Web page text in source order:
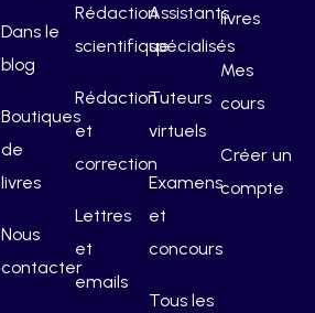
Dans le
blog
Boutiques
de
livres
Nous
contacter
Rédaction
scientifique
Rédaction
et
correction
Lettres
et
emails
Assistants
spécialisés
Tuteurs
virtuels
Examens
et
concours
Tous les
livres
Mes
cours
Créer un
compte